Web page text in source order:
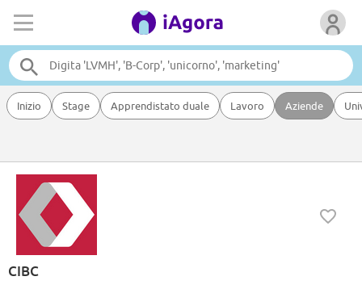
Inizio Stage Apprendistato duale Lavoro Aziende
CIBC